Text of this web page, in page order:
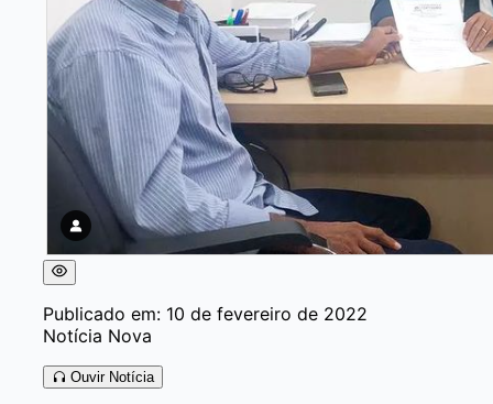
Publicado em: 10 de fevereiro de 2022
Notícia Nova
Ouvir Notícia